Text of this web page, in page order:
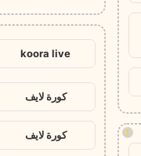
!
koora live
كورة لايف
كورة لايف